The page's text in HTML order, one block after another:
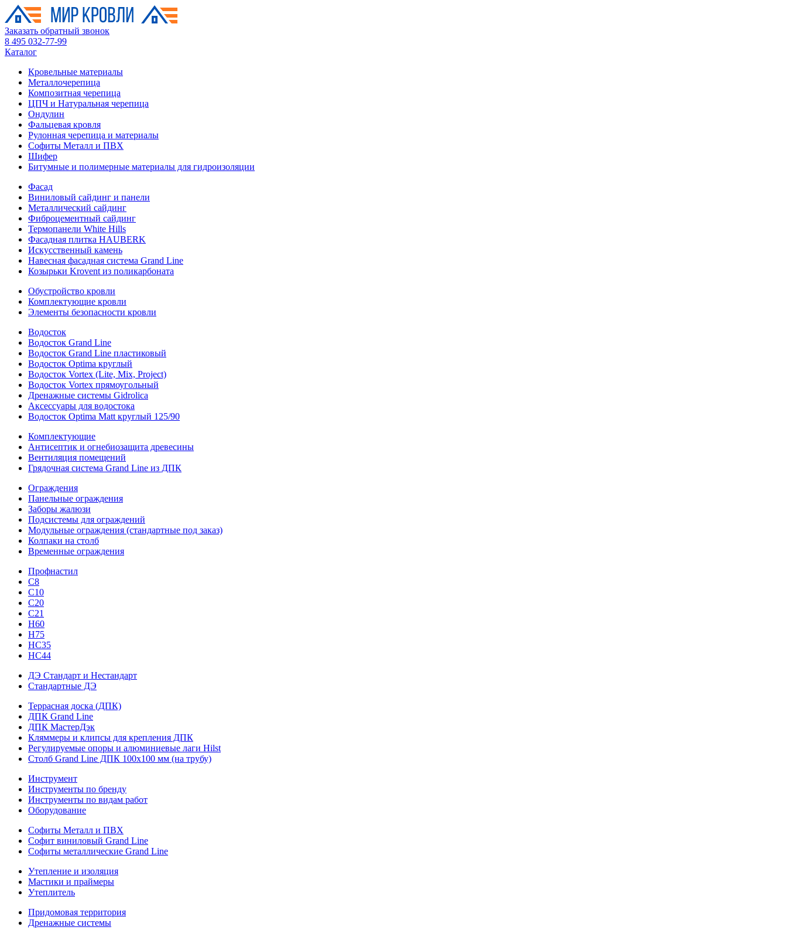
Заказать обратный звонок
8 495 032-77-99
Каталог
Кровельные материалы
Металлочерепица
Композитная черепица
ЦПЧ и Натуральная черепица
Ондулин
Фальцевая кровля
Рулонная черепица и материалы
Софиты Металл и ПВХ
Шифер
Битумные и полимерные материалы для гидроизоляции
Фасад
Виниловый сайдинг и панели
Металлический сайдинг
Фиброцементный сайдинг
Термопанели White Hills
Фасадная плитка HAUBERK
Искусственный камень
Навесная фасадная система Grand Line
Козырьки Krovent из поликарбоната
Обустройство кровли
Комплектующие кровли
Элементы безопасности кровли
Водосток
Водосток Grand Line
Водосток Grand Line пластиковый
Водосток Optima круглый
Водосток Vortex (Lite, Mix, Project)
Водосток Vortex прямоугольный
Дренажные системы Gidrolica
Аксессуары для водостока
Водосток Optima Matt круглый 125/90
Комплектующие
Антисептик и огнебиозащита древесины
Вентиляция помещений
Грядочная система Grand Line из ДПК
Ограждения
Панельные ограждения
Заборы жалюзи
Подсистемы для ограждений
Модульные ограждения (стандартные под заказ)
Колпаки на столб
Временные ограждения
Профнастил
С8
С10
С20
С21
H60
H75
HС35
НС44
ДЭ Стандарт и Нестандарт
Стандартные ДЭ
Террасная доска (ДПК)
ДПК Grand Line
ДПК МастерДэк
Кляммеры и клипсы для крепления ДПК
Регулируемые опоры и алюминиевые лаги Hilst
Столб Grand Line ДПК 100х100 мм (на трубу)
Инструмент
Инструменты по бренду
Инструменты по видам работ
Оборудование
Софиты Металл и ПВХ
Софит виниловый Grand Line
Софиты металлические Grand Line
Утепление и изоляция
Мастики и праймеры
Утеплитель
Придомовая территория
Дренажные системы